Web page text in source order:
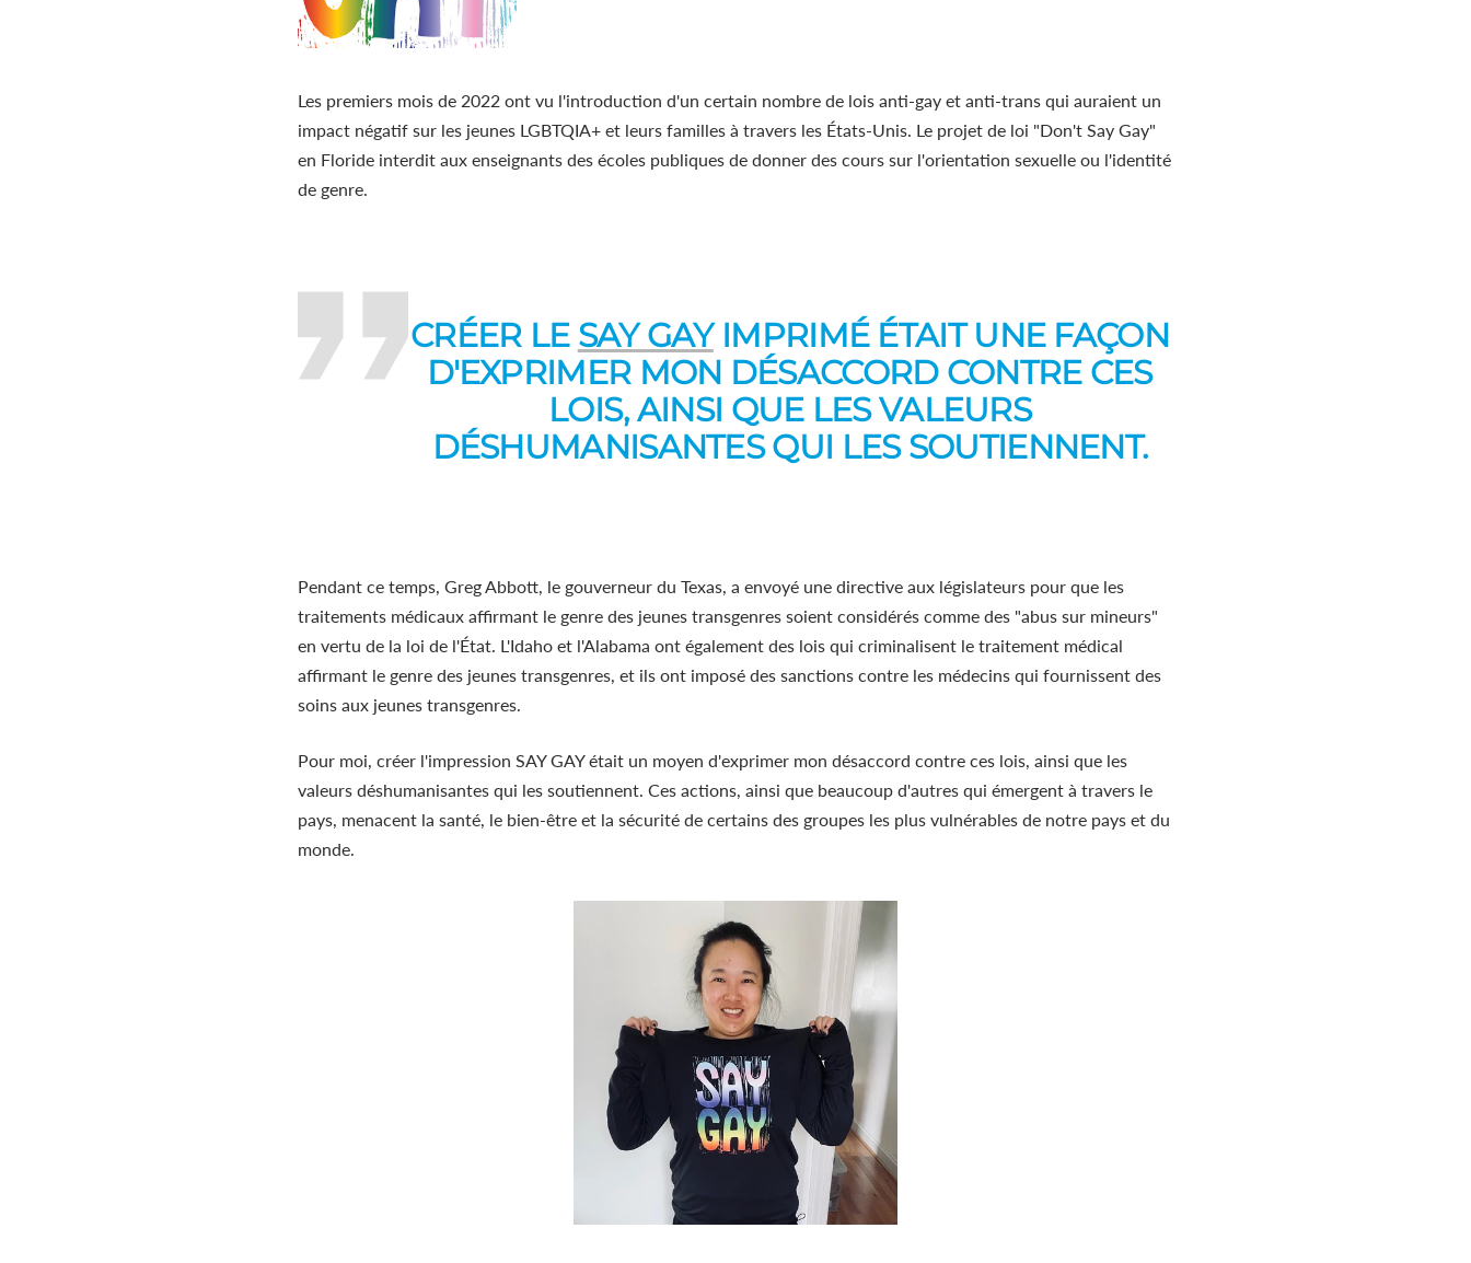
Les premiers mois de 2022 ont vu l'introduction d'un certain nombre de lois anti-gay et anti-trans qui auraient un
impact négatif sur les jeunes LGBTQIA+ et leurs familles à travers les États-Unis. Le projet de loi "Don't Say Gay"
en Floride interdit aux enseignants des écoles publiques de donner des cours sur l'orientation sexuelle ou l'identité
de genre.
CRÉER LE SAY GAYIMPRIMÉ ÉTAIT UNE FAÇON
D'EXPRIMER MON DÉSACCORD CONTRE CES
LOIS, AINSI QUE LES VALEURS
DÉSHUMANISANTES QUI LES SOUTIENNENT.
Pendant ce temps, Greg Abbott, le gouverneur du Texas, a envoyé une directive aux législateurs pour que les
traitements médicaux affirmant le genre des jeunes transgenres soient considérés comme des "abus sur mineurs"
en vertu de la loi de l'État. L'Idaho et l'Alabama ont également des lois qui criminalisent le traitement médical
affirmant le genre des jeunes transgenres, et ils ont imposé des sanctions contre les médecins qui fournissent des
soins aux jeunes transgenres.
Pour moi, créer l'impression SAY GAY était un moyen d'exprimer mon désaccord contre ces lois, ainsi que les
valeurs déshumanisantes qui les soutiennent. Ces actions, ainsi que beaucoup d'autres qui émergent à travers le
pays, menacent la santé, le bien-être et la sécurité de certains des groupes les plus vulnérables de notre pays et du
monde.